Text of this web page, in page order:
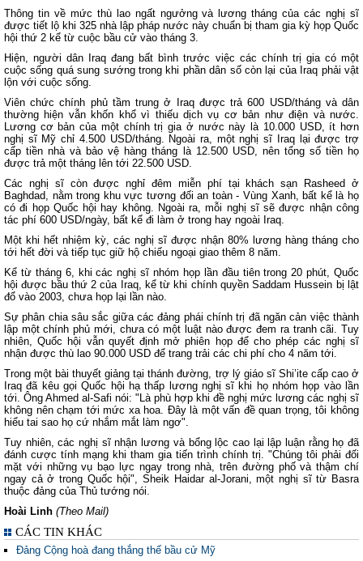
Thông tin về mức thù lao ngất ngưởng và lương tháng của các nghị sĩ
được tiết lộ khi 325 nhà lập pháp nước này chuẩn bị tham gia kỳ họp Quốc
hội thứ 2 kể từ cuộc bầu cử vào tháng 3.
Hiện, người dân Iraq đang bất bình trước việc các chính trị gia có một
cuộc sống quá sung sướng trong khi phần dân số còn lại của Iraq phải vật
lộn với cuộc sống.
Viên chức chính phủ tầm trung ở Iraq được trả 600 USD/tháng và dân
thường hiện vẫn khốn khổ vì thiếu dịch vụ cơ bản như điện và nước.
Lương cơ bản của một chính trị gia ở nước này là 10.000 USD, ít hơn
nghị sĩ Mỹ chỉ 4.500 USD/tháng. Ngoài ra, một nghị sĩ Iraq lại được trợ
cấp tiền nhà và bảo vệ hàng tháng là 12.500 USD, nên tổng số tiền họ
được trả một tháng lên tới 22.500 USD.
Các nghị sĩ còn được nghỉ đêm miễn phí tại khách sạn Rasheed ở
Baghdad, nằm trong khu vực tương đối an toàn - Vùng Xanh, bất kể là họ
có đi họp Quốc hội hay không. Ngoài ra, mỗi nghị sĩ sẽ được nhận công
tác phí 600 USD/ngày, bất kể đi làm ở trong hay ngoài Iraq.
Một khi hết nhiệm kỳ, các nghị sĩ được nhận 80% lương hàng tháng cho
tới hết đời và tiếp tục giữ hộ chiếu ngoại giao thêm 8 năm.
Kể từ tháng 6, khi các nghị sĩ nhóm họp lần đầu tiên trong 20 phút, Quốc
hội được bầu thứ 2 của Iraq, kể từ khi chính quyền Saddam Hussein bị lật
đổ vào 2003, chưa họp lại lần nào.
Sự phân chia sâu sắc giữa các đảng phái chính trị đã ngăn cản việc thành
lập một chính phủ mới, chưa có một luật nào được đem ra tranh cãi. Tuy
nhiên, Quốc hội vẫn quyết định mở phiên họp để cho phép các nghị sĩ
nhận được thù lao 90.000 USD để trang trải các chi phí cho 4 năm tới.
Trong một bài thuyết giảng tại thánh đường, trợ lý giáo sĩ Shi’ite cấp cao ở
Iraq đã kêu gọi Quốc hội hạ thấp lương nghị sĩ khi họ nhóm họp vào lần
tới. Ông Ahmed al-Safi nói: "Là phù hợp khi đề nghị mức lương các nghị sĩ
không nên chạm tới mức xa hoa. Đây là một vấn đề quan trọng, tôi không
hiểu tai sao họ cứ nhắm mắt làm ngơ".
Tuy nhiên, các nghị sĩ nhận lương và bổng lộc cao lại lập luận rằng họ đã
đánh cược tính mạng khi tham gia tiến trình chính trị. "Chúng tôi phải đối
mặt với những vụ bạo lực ngay trong nhà, trên đường phố và thậm chí
ngay cả ở trong Quốc hội", Sheik Haidar al-Jorani, một nghị sĩ từ Basra
thuộc đảng của Thủ tướng nói.
Hoài Linh (Theo Mail)
CÁC TIN KHÁC
Đảng Cộng hoà đang thắng thế bầu cử Mỹ